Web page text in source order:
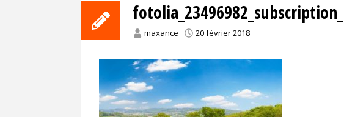
maxance 20 février 2018